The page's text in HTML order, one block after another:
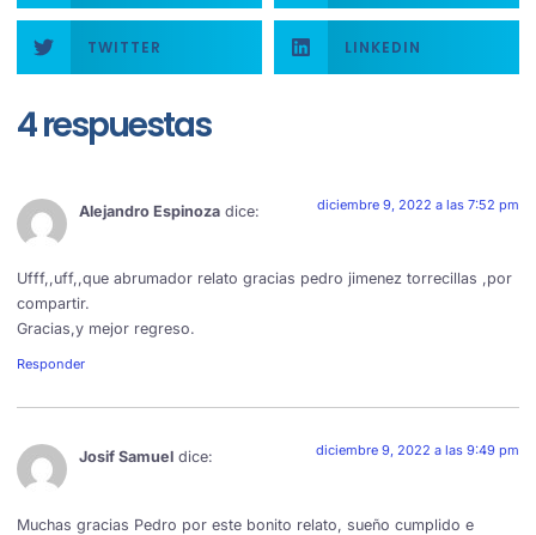
TWITTER LINKEDIN
4 respuestas
Alejandro Espinoza dice: diciembre 9, 2022 a las 7:52 pm
Ufff,,uff,,que abrumador relato gracias pedro jimenez torrecillas ,por
compartir.
Gracias,y mejor regreso.
Responder
Josif Samuel dice: diciembre 9, 2022 a las 9:49 pm
Muchas gracias Pedro por este bonito relato, sueño cumplido e